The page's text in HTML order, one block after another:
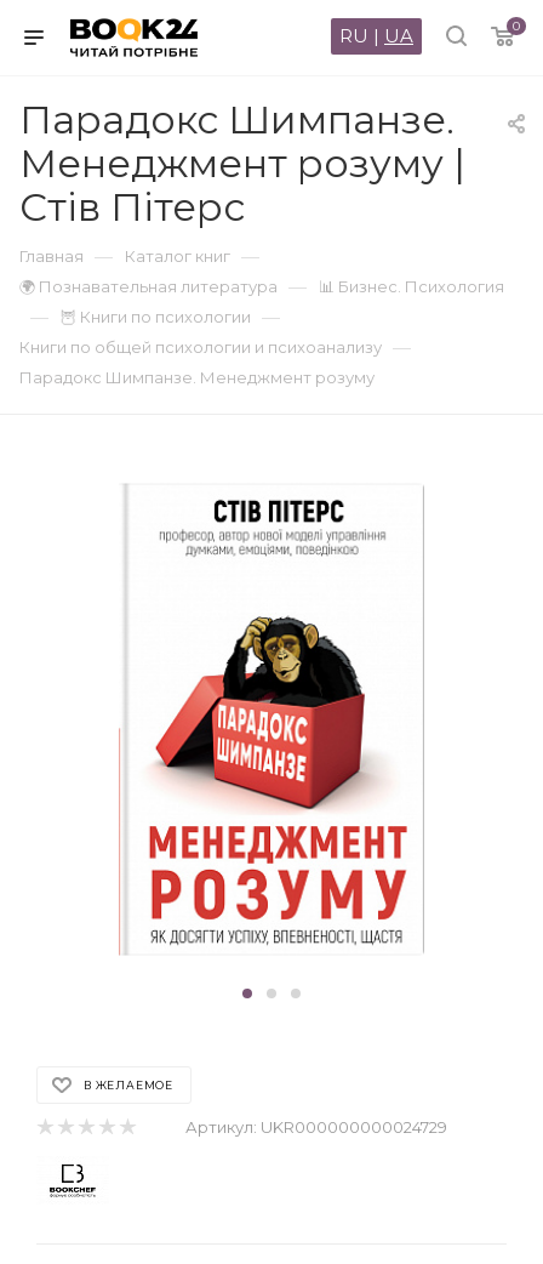
0
RU | UA
Парадокс Шимпанзе.
Менеджмент розуму |
Стів Пітерс
Главная — Каталог книг —
🌍 Познавательная литература — 📊 Бизнес. Психология
— 🦉 Книги по психологии —
Книги по общей психологии и психоанализу —
Парадокс Шимпанзе. Менеджмент розуму
В ЖЕЛАЕМОЕ
Артикул: UKR000000000024729